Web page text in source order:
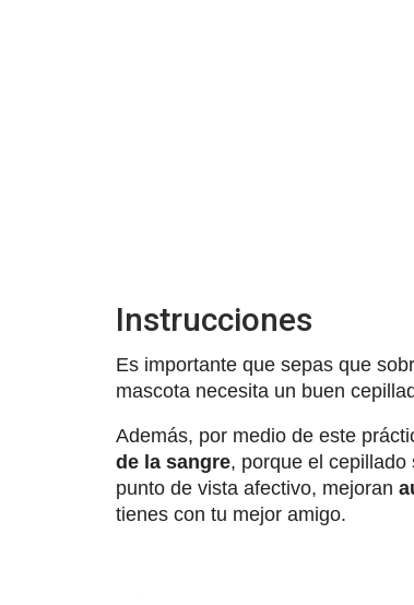
Instrucciones
Es importante que sepas que
mascota necesita un buen
Además, por medio de este
de la sangre, porque el cepillado
punto de vista afectivo, mejoran
tienes con tu mejor amigo.